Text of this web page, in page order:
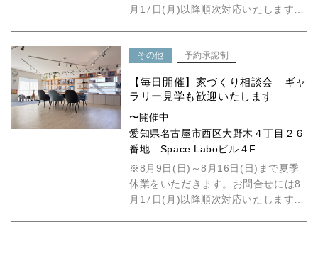
月17日(月)以降順次対応いたします。
その他 予約承認制
【毎日開催】家づくり相談会 ギャ
ラリー見学も歓迎いたします
〜開催中
愛知県名古屋市西区大野木４丁目２６
番地 Space Laboビル４F
※8月9日(日)～8月16日(日)まで夏季
休業をいただきます。お問合せには8
月17日(月)以降順次対応いたします。